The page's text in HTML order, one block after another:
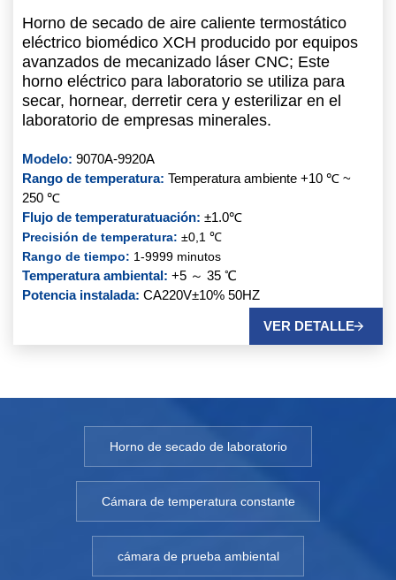
Horno de secado de aire caliente termostático
eléctrico biomédico XCH producido por equipos
avanzados de mecanizado láser CNC; Este
horno eléctrico para laboratorio se utiliza para
secar, hornear, derretir cera y esterilizar en el
laboratorio de empresas minerales.
Modelo: 9070A-9920A
Rango de temperatura: Temperatura ambiente +10 ℃ ~
250 ℃
Flujo de temperaturatuación: ±1.0℃
Precisión de temperatura: ±0,1 ℃
Rango de tiempo: 1-9999 minutos
Temperatura ambiental: +5 ～ 35 ℃
Potencia instalada: CA220V±10% 50HZ
VER DETALLE
Horno de secado de laboratorio
Cámara de temperatura constante
cámara de prueba ambiental